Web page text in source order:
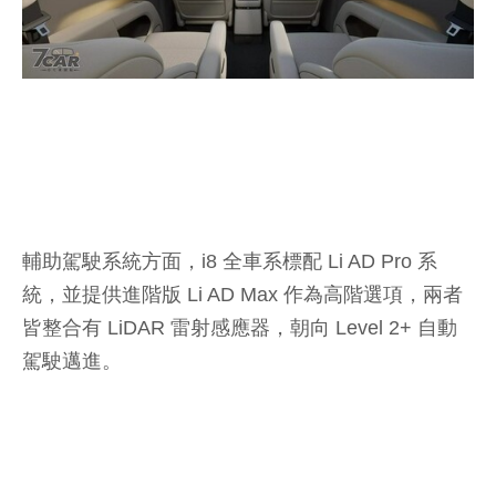
輔助駕駛系統方面，i8 全車系標配 Li AD Pro 系
統，並提供進階版 Li AD Max 作為高階選項，兩者
皆整合有 LiDAR 雷射感應器，朝向 Level 2+ 自動
駕駛邁進。